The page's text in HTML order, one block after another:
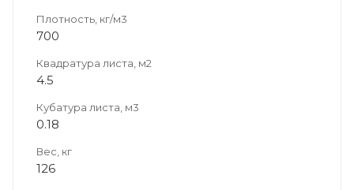
Плотность, кг/м3
700
Квадратура листа, м2
4.5
Кубатура листа, м3
0.18
Вес, кг
126